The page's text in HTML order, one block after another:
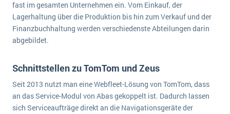
Textil und Mode
Vermietung
Versorgung
Digitale Arbeitsaufträge in Ihrem ERP- oder FSM-System: clever und effizient
MEHR ÜBER ERP-SOFTWARE
ERP News
fast im gesamten Unternehmen ein. Vom Einkauf, der
Lagerhaltung über die Produktion bis hin zum Verkauf und der
Finanzbuchhaltung werden verschiedenste Abteilungen darin
abgebildet.
Schnittstellen zu TomTom und Zeus
Seit 2013 nutzt man eine Webfleet-Lösung von TomTom, dass
an das Service-Modul von Abas gekoppelt ist. Dadurch lassen
sich Serviceaufträge direkt an die Navigationsgeräte der